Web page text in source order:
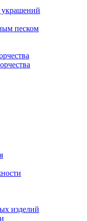
украшений
песком
изделий